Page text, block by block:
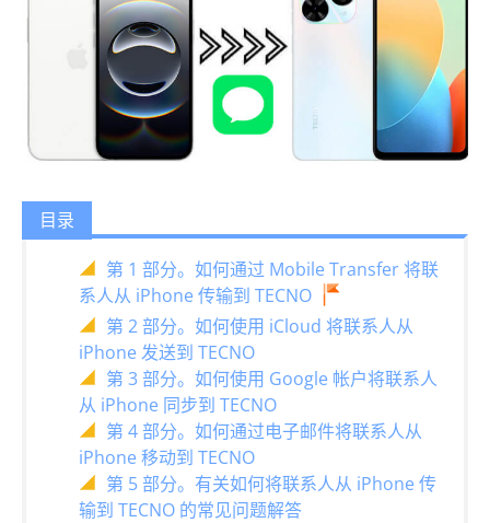
目录
第 1 部分。如何通过 Mobile Transfer 将联
系人从 iPhone 传输到 TECNO
第 2 部分。如何使用 iCloud 将联系人从
iPhone 发送到 TECNO
第 3 部分。如何使用 Google 帐户将联系人
从 iPhone 同步到 TECNO
第 4 部分。如何通过电子邮件将联系人从
iPhone 移动到 TECNO
第 5 部分。有关如何将联系人从 iPhone 传
输到 TECNO 的常见问题解答